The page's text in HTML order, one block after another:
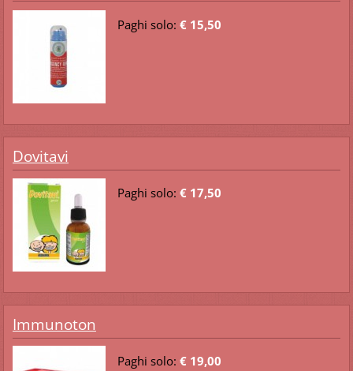
Paghi solo: € 15,50
Dovitavi
Paghi solo: € 17,50
Immunoton
Paghi solo: € 19,00